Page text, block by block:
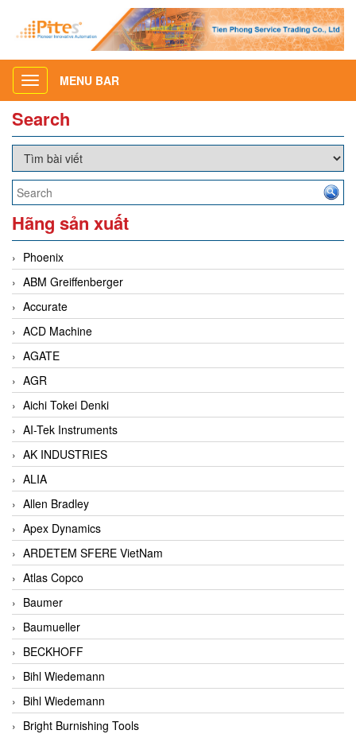
Toggle
navigation
MENU BAR
Search
Hãng sản xuất
Phoenix
ABM Greiffenberger
Accurate
ACD Machine
AGATE
AGR
Aichi Tokei Denki
AI-Tek Instruments
AK INDUSTRIES
ALIA
Allen Bradley
Apex Dynamics
ARDETEM SFERE VietNam
Atlas Copco
Baumer
Baumueller
BECKHOFF
Bihl Wiedemann
Bihl Wiedemann
Bright Burnishing Tools